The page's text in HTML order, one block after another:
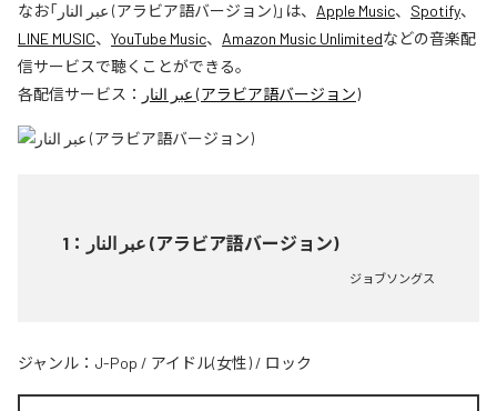
なお「 عبر النار (アラビア語バージョン)」は、 Apple Music、 Spotify、
LINE MUSIC、 YouTube Music、 Amazon Music Unlimitedなどの音楽配
信サービスで聴くことができる。
各配信サービス：
عبر النار (アラビア語バージョン)
1 ： عبر النار (アラビア語バージョン)
ジョブソングス
ジャンル： J-Pop / アイドル(女性) / ロック